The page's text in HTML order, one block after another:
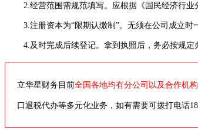
2.经营范围需规范填写。应根据《国民经济行业
3.注册资本为“限期认缴制”。无须在公司成立时
4.及时完成后续登记。拿到执照后，务必按规定
立华星财务目前全国各地均有分公司以及合作机构
口退税代办等多元化业务，如有需要可拨打电话